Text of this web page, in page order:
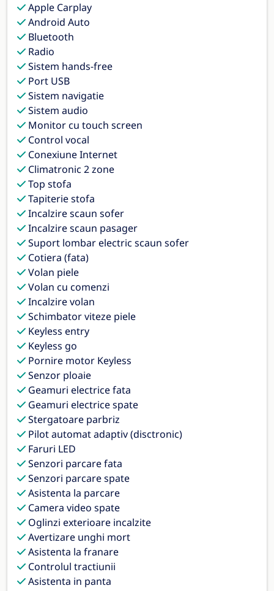
Apple Carplay
Android Auto
Bluetooth
Radio
Sistem hands-free
Port USB
Sistem navigatie
Sistem audio
Monitor cu touch screen
Control vocal
Conexiune Internet
Climatronic 2 zone
Top stofa
Tapiterie stofa
Incalzire scaun sofer
Incalzire scaun pasager
Suport lombar electric scaun sofer
Cotiera (fata)
Volan piele
Volan cu comenzi
Incalzire volan
Schimbator viteze piele
Keyless entry
Keyless go
Pornire motor Keyless
Senzor ploaie
Geamuri electrice fata
Geamuri electrice spate
Stergatoare parbriz
Pilot automat adaptiv (disctronic)
Faruri LED
Senzori parcare fata
Senzori parcare spate
Asistenta la parcare
Camera video spate
Oglinzi exterioare incalzite
Avertizare unghi mort
Asistenta la franare
Controlul tractiunii
Asistenta in panta